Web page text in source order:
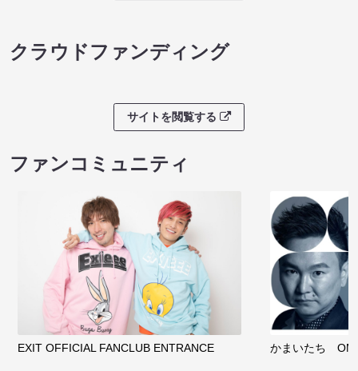
クラウドファンディング
サイトを閲覧する
ファンコミュニティ
EXIT OFFICIAL FANCLUB ENTRANCE かまいたち